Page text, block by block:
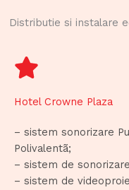
Distributie si instalare
Hotel Crowne Plaza
– sistem sonorizare
Polivalentã;
– sistem de
– sistem de